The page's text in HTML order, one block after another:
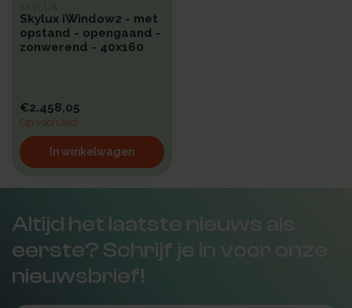
SKYLUX
Skylux iWindow2 - met
opstand - opengaand -
zonwerend - 40x160
€2.458,05
Op voorraad
In winkelwagen
Altijd het laatste nieuws als
eerste? Schrijf je in voor onze
nieuwsbrief!